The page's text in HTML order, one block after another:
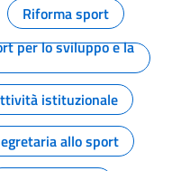
Riforma sport
per lo sviluppo e la
istituzionale
allo sport